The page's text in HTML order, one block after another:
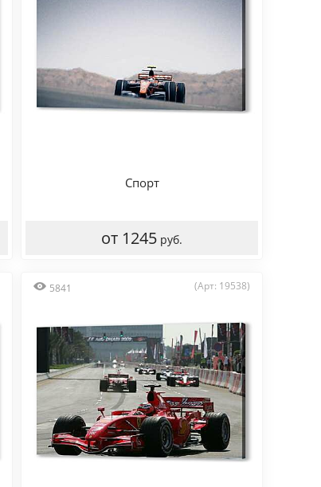
Спорт
от 1245 руб.
5841 (Арт: 19538)